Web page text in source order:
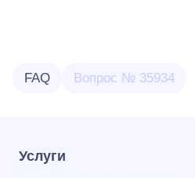
FAQ Вопрос № 35934
Услуги